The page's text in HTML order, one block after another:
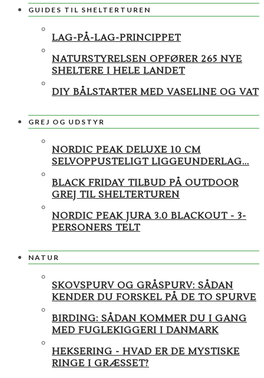
GUIDES TIL SHELTERTUREN
LAG-PÅ-LAG-PRINCIPPET
NATURSTYRELSEN OPFØRER 265 NYE
SHELTERE I HELE LANDET
DIY BÅLSTARTER MED VASELINE OG VAT
GREJ OG UDSTYR
NORDIC PEAK DELUXE 10 CM
SELVOPPUSTELIGT LIGGEUNDERLAG...
BLACK FRIDAY TILBUD PÅ OUTDOOR
GREJ TIL SHELTERTUREN
NORDIC PEAK JURA 3.0 BLACKOUT - 3-
PERSONERS TELT
NATUR
SKOVSPURV OG GRÅSPURV: SÅDAN
KENDER DU FORSKEL PÅ DE TO SPURVE
BIRDING: SÅDAN KOMMER DU I GANG
MED FUGLEKIGGERI I DANMARK
HEKSERING - HVAD ER DE MYSTISKE
RINGE I GRÆSSET?